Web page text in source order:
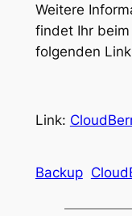
Weitere
findet Ihr
folgenden
Link:
Backup